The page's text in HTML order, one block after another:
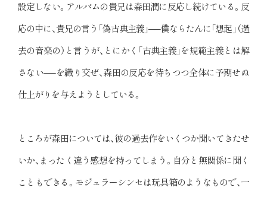
設定しない。アルバムの貴兄は森田潤に反応し続けている。反
応の中に、貴兄の言う「偽古典主義」──僕ならたんに「想起」（過
去の音楽の）と言うが、とにかく「古典主義」を規範主義とは解
さない──を織り交ぜ、森田の反応を待ちつつ全体に予期せぬ
仕上がりを与えようとしている。
ところが森田については、彼の過去作をいくつか聞いてきたせ
いか、まったく違う感想を持ってしまう。自分と無関係に聞く
こともできる。モジュラーシンセは玩具箱のようなもので、一